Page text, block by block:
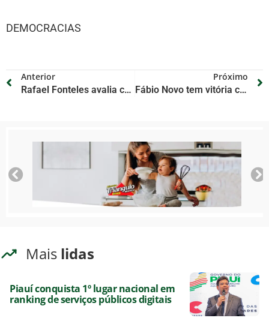
DEMOCRACIAS
Anterior
Rafael Fonteles avalia candidato Fábio Novo com meta de vitória de 60% dos votos válidos em Teresina
Próximo
Fábio Novo tem vitória confirmada no 1º turno, apontam pesquisas na capital do Piauí
Mais lidas
Piauí conquista 1º lugar nacional em
ranking de serviços públicos digitais